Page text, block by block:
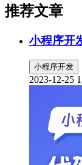
推荐文章
小程序开
小程序开发
2023-12-25